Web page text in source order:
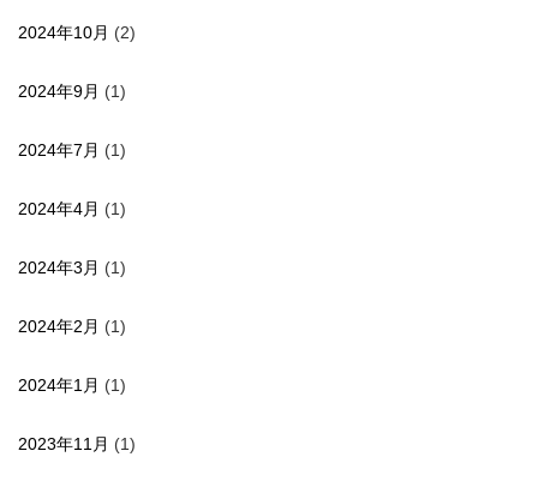
2024年10月 (2)
2024年9月 (1)
2024年7月 (1)
2024年4月 (1)
2024年3月 (1)
2024年2月 (1)
2024年1月 (1)
2023年11月 (1)